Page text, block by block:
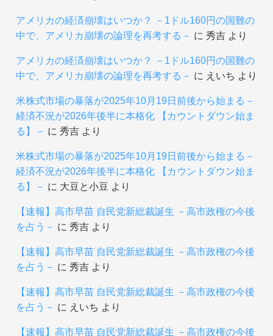
アメリカの経済崩壊はいつか？ －1ドル160円の国難の
中で、アメリカ崩壊の論理を再考する－ に 秀吉より
アメリカの経済崩壊はいつか？ －1ドル160円の国難の
中で、アメリカ崩壊の論理を再考する－ に えいち より
米株式市場の暴落が2025年10月19日前後から始まる－
経済不況が2026年後半に本格化 【カウントダウン始ま
る】－ に 秀吉より
米株式市場の暴落が2025年10月19日前後から始まる－
経済不況が2026年後半に本格化 【カウントダウン始ま
る】－ に 大豆と小豆 より
【速報】高市早苗 自民党新総裁誕生 －高市政権の今後
を占う－ に 秀吉より
【速報】高市早苗 自民党新総裁誕生 －高市政権の今後
を占う－ に 秀吉より
【速報】高市早苗 自民党新総裁誕生 －高市政権の今後
を占う－ に えいち より
【速報】高市早苗 自民党新総裁誕生 －高市政権の今後